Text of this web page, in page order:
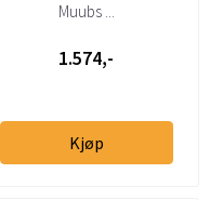
Muubs ...
1.574,-
Kjøp